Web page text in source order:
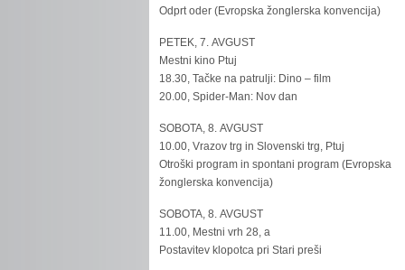
Odprt oder (Evropska žonglerska konvencija)
PETEK, 7. AVGUST
Mestni kino Ptuj
18.30, Tačke na patrulji: Dino – film
20.00, Spider-Man: Nov dan
SOBOTA, 8. AVGUST
10.00, Vrazov trg in Slovenski trg, Ptuj
Otroški program in spontani program (Evropska
žonglerska konvencija)
SOBOTA, 8. AVGUST
11.00, Mestni vrh 28, a
Postavitev klopotca pri Stari preši